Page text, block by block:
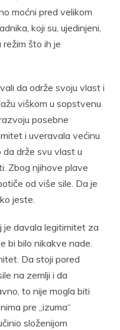
moćni pred velikom
koji su, ujedinjeni,
što ih je
da održe svoju vlast i
viškom u sopstvenu
posebne
i uveravala većinu
drže svu vlast u
Zbog njihove plave
od više sile. Da je
jeste.
je davala legitimitet za
bi bilo nikakve nade.
Da stoji pored
na zemlji i da
to nije mogla biti
pre „izuma“
složenijom